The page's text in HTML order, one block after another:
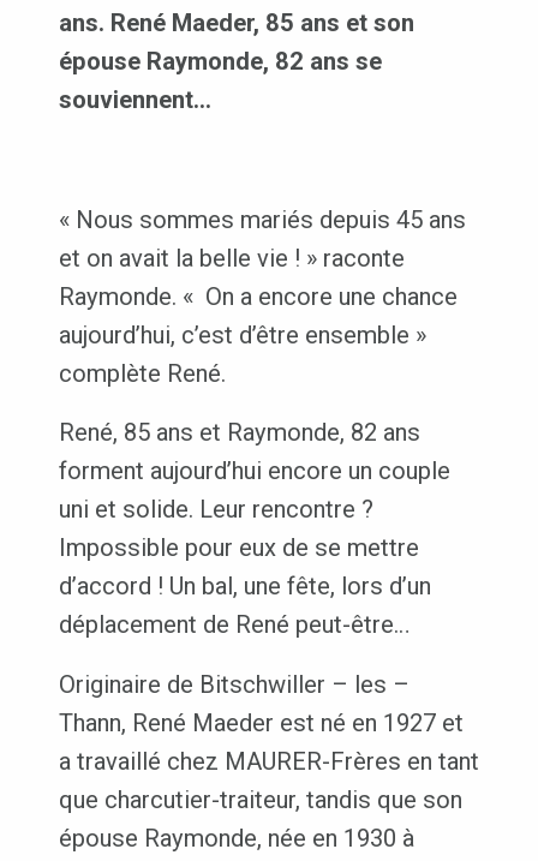
ans. René Maeder, 85 ans et son
épouse Raymonde, 82 ans se
souviennent…
« Nous sommes mariés depuis 45 ans
et on avait la belle vie ! » raconte
Raymonde. « On a encore une chance
aujourd’hui, c’est d’être ensemble »
complète René.
René, 85 ans et Raymonde, 82 ans
forment aujourd’hui encore un couple
uni et solide. Leur rencontre ?
Impossible pour eux de se mettre
d’accord ! Un bal, une fête, lors d’un
déplacement de René peut-être…
Originaire de Bitschwiller – les –
Thann, René Maeder est né en 1927 et
a travaillé chez MAURER-Frères en tant
que charcutier-traiteur, tandis que son
épouse Raymonde, née en 1930 à